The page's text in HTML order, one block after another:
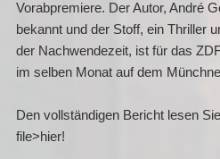
Vorabpremiere. Der Autor, André
bekannt und der Stoff, ein Thriller
der Nachwendezeit, ist für das
im selben Monat auf dem
Den vollständigen Bericht lesen
file>hier!